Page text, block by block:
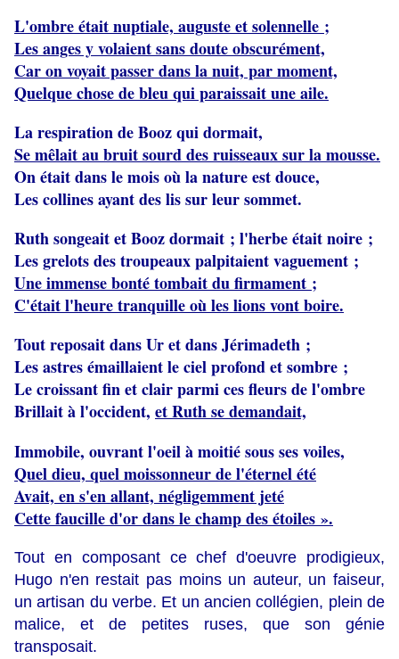
L'ombre était nuptiale, auguste et solennelle ;
Les anges y volaient sans doute obscurément,
Car on voyait passer dans la nuit, par moment,
Quelque chose de bleu qui paraissait une aile.
La respiration de Booz qui dormait,
Se mêlait au bruit sourd des ruisseaux sur la mousse.
On était dans le mois où la nature est douce,
Les collines ayant des lis sur leur sommet.
Ruth songeait et Booz dormait ; l'herbe était noire ;
Les grelots des troupeaux palpitaient vaguement ;
Une immense bonté tombait du firmament ;
C'était l'heure tranquille où les lions vont boire.
Tout reposait dans Ur et dans Jérimadeth ;
Les astres émaillaient le ciel profond et sombre ;
Le croissant fin et clair parmi ces fleurs de l'ombre
Brillait à l'occident, et Ruth se demandait,
Immobile, ouvrant l'oeil à moitié sous ses voiles,
Quel dieu, quel moissonneur de l'éternel été
Avait, en s'en allant, négligemment jeté
Cette faucille d'or dans le champ des étoiles ».
Tout en composant ce chef d'oeuvre prodigieux,
Hugo n'en restait pas moins un auteur, un faiseur,
un artisan du verbe. Et un ancien collégien, plein de
malice, et de petites ruses, que son génie
transposait.